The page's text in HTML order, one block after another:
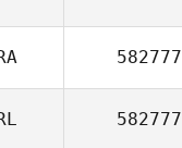
582777
582777